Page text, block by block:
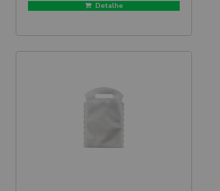
Detalhe